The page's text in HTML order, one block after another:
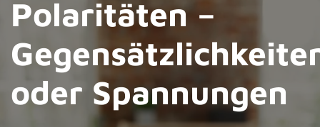
Polaritäten –
oder Spannungen